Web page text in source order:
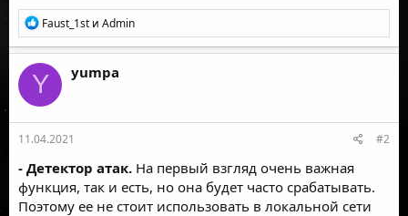
Р
е
а
к
ц
и
и
:
Faust_1st и Admin
Y yumpa
11.04.2021 #2
- Детектор атак. На первый взгляд очень важная
функция, так и есть, но она будет часто срабатывать.
Поэтому ее не стоит использовать в локальной сети